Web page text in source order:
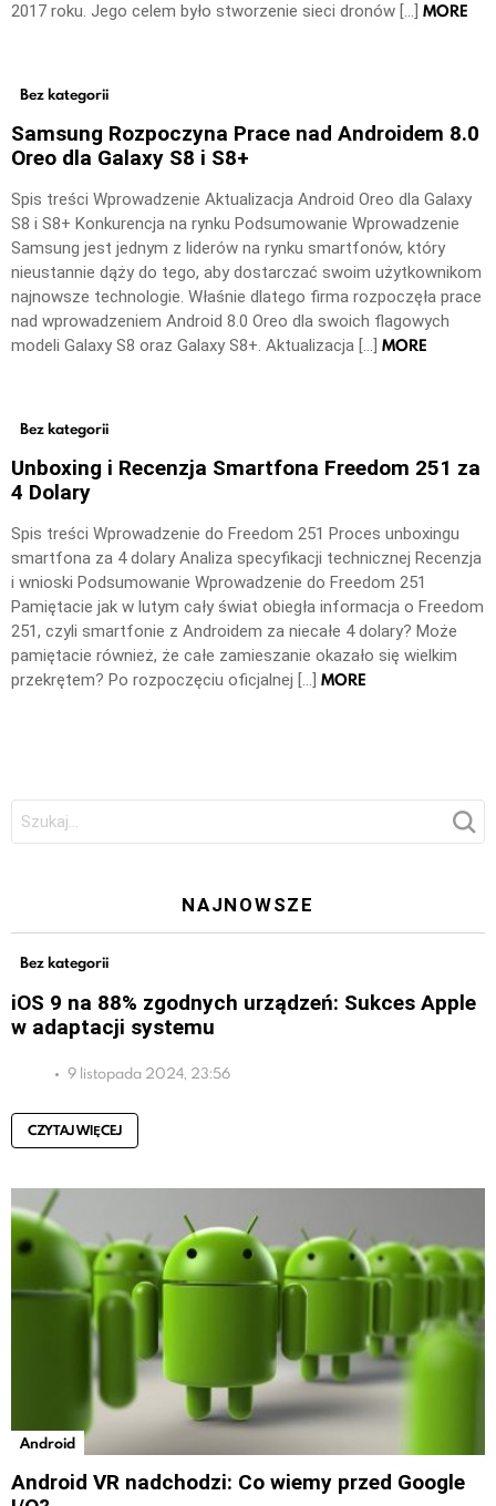
2017 roku. Jego celem było stworzenie sieci dronów […] MORE
Bez kategorii
Samsung Rozpoczyna Prace nad Androidem 8.0
Oreo dla Galaxy S8 i S8+
Spis treści Wprowadzenie Aktualizacja Android Oreo dla Galaxy
S8 i S8+ Konkurencja na rynku Podsumowanie Wprowadzenie
Samsung jest jednym z liderów na rynku smartfonów, który
nieustannie dąży do tego, aby dostarczać swoim użytkownikom
najnowsze technologie. Właśnie dlatego firma rozpoczęła prace
nad wprowadzeniem Android 8.0 Oreo dla swoich flagowych
modeli Galaxy S8 oraz Galaxy S8+. Aktualizacja […] MORE
Bez kategorii
Unboxing i Recenzja Smartfona Freedom 251 za
4 Dolary
Spis treści Wprowadzenie do Freedom 251 Proces unboxingu
smartfona za 4 dolary Analiza specyfikacji technicznej Recenzja
i wnioski Podsumowanie Wprowadzenie do Freedom 251
Pamiętacie jak w lutym cały świat obiegła informacja o Freedom
251, czyli smartfonie z Androidem za niecałe 4 dolary? Może
pamiętacie również, że całe zamieszanie okazało się wielkim
przekrętem? Po rozpoczęciu oficjalnej […] MORE
NAJNOWSZE
Bez kategorii
iOS 9 na 88% zgodnych urządzeń: Sukces Apple
w adaptacji systemu
9 listopada 2024, 23:56
CZYTAJ WIĘCEJ
Android
Android VR nadchodzi: Co wiemy przed Google